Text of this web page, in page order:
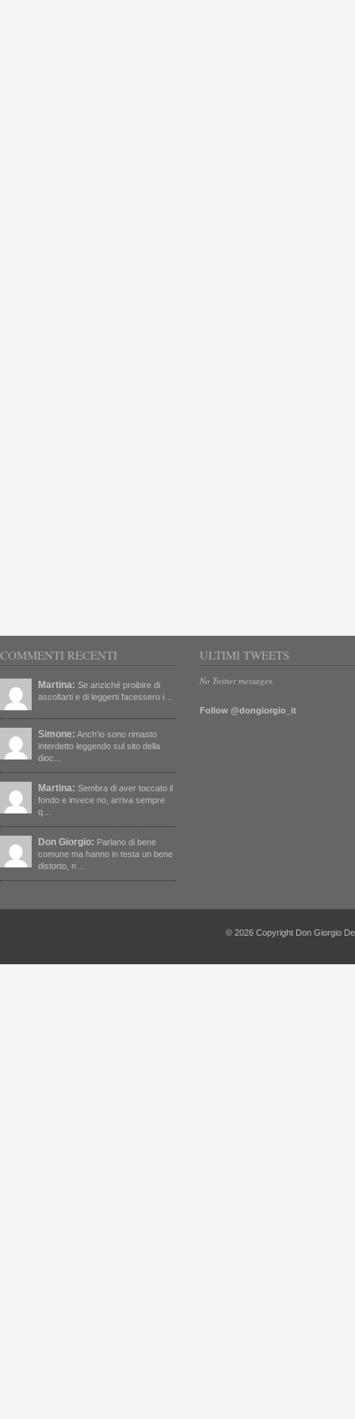
COMMENTI RECENTI
Martina: Se anziché proibire di
ascoltarti e di leggerti facessero i…
Simone: Anch'io sono rimasto
interdetto leggendo sul sito della
dioc…
Martina: Sembra di aver toccato il
fondo e invece no, arriva sempre
q…
Don Giorgio: Parlano di bene
comune ma hanno in testa un bene
distorto, n…
ULTIMI TWEETS
No Twitter messages.
Follow @dongiorgio_it
© 2026 Copyright Don Giorgio